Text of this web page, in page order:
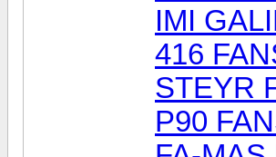
IMI
416
STEYR
P90